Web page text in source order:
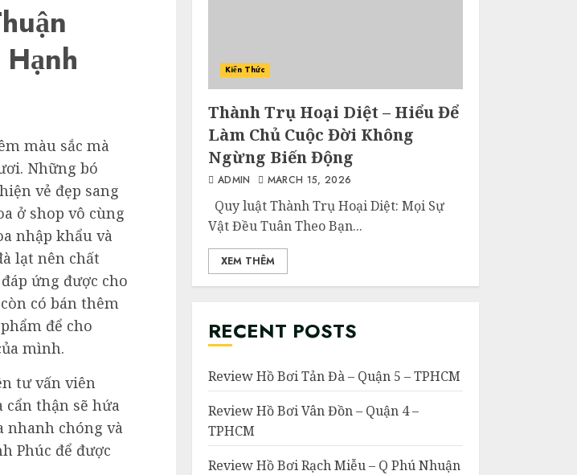
màu sắc mà
Những bó
vẻ đẹp sang
ở shop vô cùng
nhập khẩu và
lạt nên chất
ứng được cho
có bán thêm
để cho
mình.
tư vấn viên
thận sẽ hứa
nhanh chóng và
Phúc để được
Kiến Thức
Thành Trụ Hoại Diệt – Hiểu Để
Làm Chủ Cuộc Đời Không
Ngừng Biến Động
ADMIN MARCH 15, 2026
Quy luật Thành Trụ Hoại Diệt: Mọi Sự
Vật Đều Tuân Theo Bạn...
XEM THÊM
RECENT POSTS
Review Hồ Bơi Tản Đà – Quận 5 – TPHCM
Review Hồ Bơi Vân Đồn – Quận 4 –
TPHCM
Review Hồ Bơi Rạch Miễu – Q Phú Nhuận